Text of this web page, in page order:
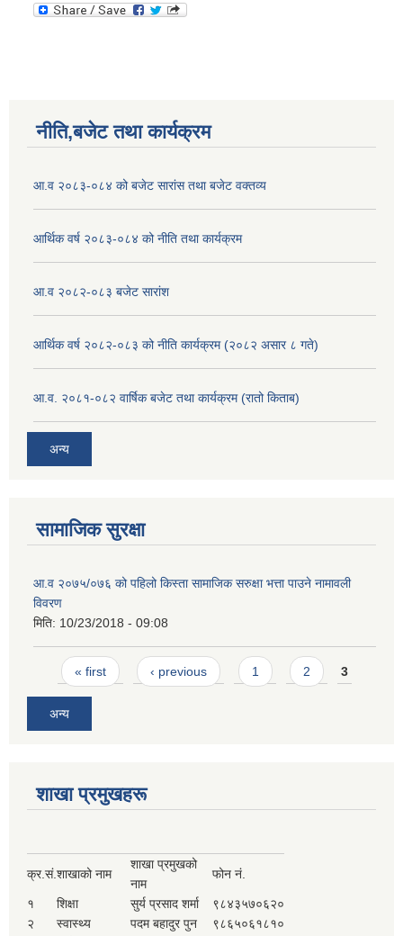
नीति,बजेट तथा कार्यक्रम
आ.व २०८३-०८४ को बजेट सारांस तथा बजेट वक्तव्य
आर्थिक वर्ष २०८३-०८४ को नीति तथा कार्यक्रम
आ.व २०८२-०८३ बजेट सारांश
आर्थिक वर्ष २०८२-०८३ को नीति कार्यक्रम (२०८२ असार ८ गते)
आ.व. २०८१-०८२ वार्षिक बजेट तथा कार्यक्रम (रातो किताब)
अन्य
सामाजिक सुरक्षा
आ.व २०७५/०७६ को पहिलो किस्ता सामाजिक सरुक्षा भत्ता पाउने नामावली
विवरण
मिति: 10/23/2018 - 09:08
Pages
« first ‹ previous 1 2 3
अन्य
शाखा प्रमुखहरू
क्र.सं.शाखाको नाम
शाखा प्रमुखको
नाम
फोन नं.
१ शिक्षा सुर्य प्रसाद शर्मा
९८४३५७०६२०
२
स्वास्थ्य पदम बहादुर पुन
९८६५०६१८१०